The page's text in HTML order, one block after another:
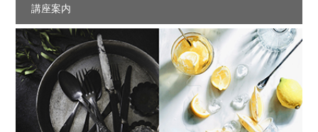
講座案内